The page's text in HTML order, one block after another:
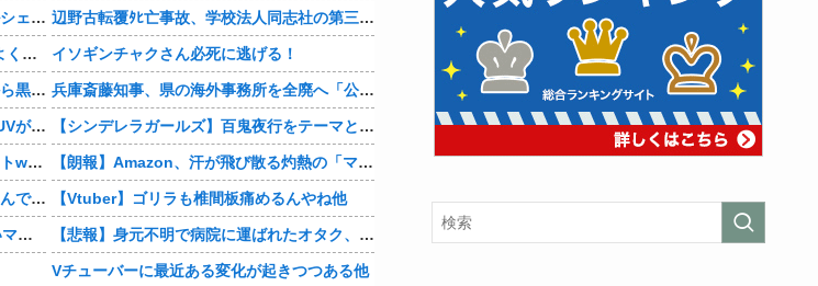
まさかの「上下」グラデーション。ポルシェが豪州75周年を祝う特別モデル「911 Turbo S Land Down Under」を発表、1951年の「見果てぬ夢」が内外装に再現
【仮面ライダーゼッツ】このOPカッコよくない？本編の展開ちゃんと反映してて完成度高いし
【動画あり】鹿児島市電に特攻した車から黒服3人組が車を乗り捨てて逃走
【画像】日産が社運をかけて発売するSUVがこちらです‥‥
【悲報】有吉弘行さん、また匂わせポストwwwwwwwwwwwwwwww
【衝撃】巨人・井上温大さん、マジでとんでもない事態にwww
【画像】NHK北海道さん、とんでもないマシュマロ女子をキャスターに起用してしまうwwwwwwww
辺野古転覆ﾀﾋ亡事故、学校法人同志社の第三者委員会が調査報告書を公表 … 安全配慮義務違反や安全管理に関する検証を妨げた組織風土の存在を指摘
イソギンチャクさん必死に逃げる！
兵庫斎藤知事、県の海外事務所を全廃へ「公務員が海外で遊ぶためにあるだけ」
【シンデレラガールズ】百鬼夜行をテーマとしたPOP UP SHOPが東京・大阪にて開催
【朗報】Amazon、汗が飛び散る灼熱の「マンガ毎週末セール（50%還元）」を開催！他
【Vtuber】ゴリラも椎間板痛めるんやね他
【悲報】身元不明で病院に運ばれたオタク、待ち受けから「ラブライブ」と呼ばれるｗｗｗｗ他
Vチューバーに最近ある変化が起きつつある他